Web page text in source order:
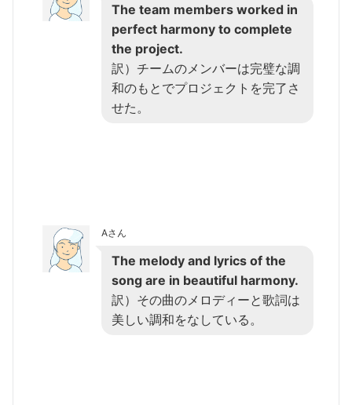
The team members worked in
perfect harmony to complete
the project.
訳）チームのメンバーは完璧な調
和のもとでプロジェクトを完了さ
せた。
Aさん
The melody and lyrics of the
song are in beautiful harmony.
訳）その曲のメロディーと歌詞は
美しい調和をなしている。